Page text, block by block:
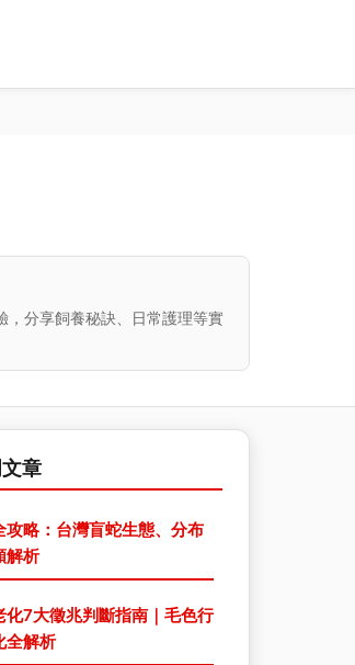
，分享飼養秘訣、日常護理等實
章
攻略：台灣盲蛇生態、分布
解析
化7大徵兆判斷指南｜毛色行
全解析